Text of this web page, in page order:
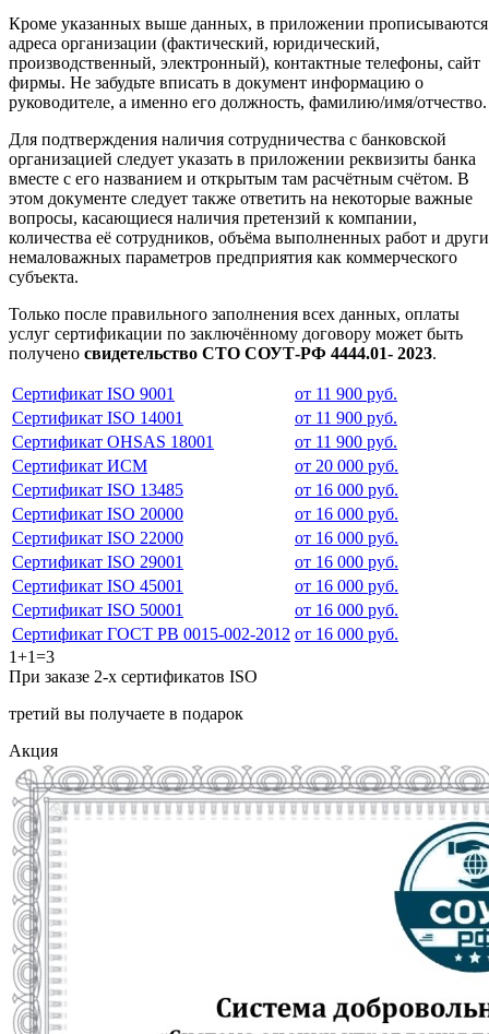
Кроме указанных выше данных, в приложении прописываются
адреса организации (фактический, юридический,
производственный, электронный), контактные телефоны, сайт
фирмы. Не забудьте вписать в документ информацию о
руководителе, а именно его должность, фамилию/имя/отчество.
Для подтверждения наличия сотрудничества с банковской
организацией следует указать в приложении реквизиты банка
вместе с его названием и открытым там расчётным счётом. В
этом документе следует также ответить на некоторые важные
вопросы, касающиеся наличия претензий к компании,
количества её сотрудников, объёма выполненных работ и
немаловажных параметров предприятия как коммерческого
субъекта.
Только после правильного заполнения всех данных, оплаты
услуг сертификации по заключённому договору может быть
получено свидетельство СТО СОУТ-РФ 4444.01- 2023.
Сертификат ISO 9001
от 11 900 руб.
Сертификат ISO 14001
от 11 900 руб.
Сертификат OHSAS 18001
от 11 900 руб.
Сертификат ИСМ
от 20 000 руб.
Сертификат ISO 13485
от 16 000 руб.
Сертификат ISO 20000
от 16 000 руб.
Сертификат ISO 22000
от 16 000 руб.
Сертификат ISO 29001
от 16 000 руб.
Сертификат ISO 45001
от 16 000 руб.
Сертификат ISO 50001
от 16 000 руб.
Сертификат ГОСТ РВ 0015-002-2012 от 16 000 руб.
1+1=3
При заказе 2-х сертификатов ISO
третий вы получаете в подарок
Акция